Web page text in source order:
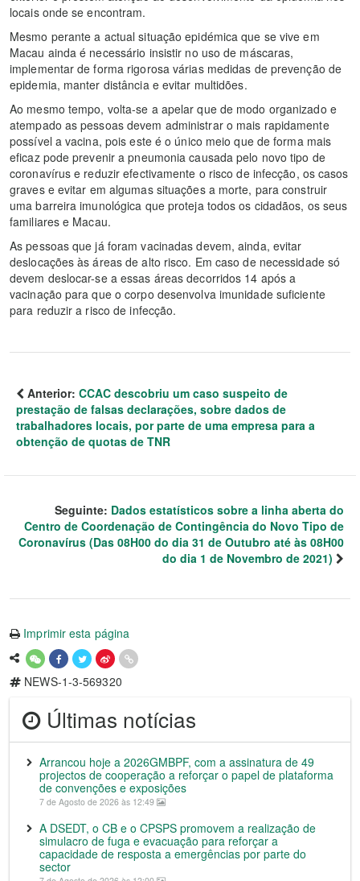
locais onde se encontram.
Mesmo perante a actual situação epidémica que se vive em
Macau ainda é necessário insistir no uso de máscaras,
implementar de forma rigorosa várias medidas de prevenção de
epidemia, manter distância e evitar multidões.
Ao mesmo tempo, volta-se a apelar que de modo organizado e
atempado as pessoas devem administrar o mais rapidamente
possível a vacina, pois este é o único meio que de forma mais
eficaz pode prevenir a pneumonia causada pelo novo tipo de
coronavírus e reduzir efectivamente o risco de infecção, os casos
graves e evitar em algumas situações a morte, para construir
uma barreira imunológica que proteja todos os cidadãos, os seus
familiares e Macau.
As pessoas que já foram vacinadas devem, ainda, evitar
deslocações às áreas de alto risco. Em caso de necessidade só
devem deslocar-se a essas áreas decorridos 14 após a
vacinação para que o corpo desenvolva imunidade suficiente
para reduzir a risco de infecção.
Anterior: CCAC descobriu um caso suspeito de
prestação de falsas declarações, sobre dados de
trabalhadores locais, por parte de uma empresa para a
obtenção de quotas de TNR
Seguinte: Dados estatísticos sobre a linha aberta do
Centro de Coordenação de Contingência do Novo Tipo de
Coronavírus (Das 08H00 do dia 31 de Outubro até às 08H00
do dia 1 de Novembro de 2021)
Imprimir esta página
NEWS-1-3-569320
Últimas notícias
Arrancou hoje a 2026GMBPF, com a assinatura de 49
projectos de cooperação a reforçar o papel de plataforma
de convenções e exposições
7 de Agosto de 2026 às 12:49
A DSEDT, o CB e o CPSPS promovem a realização de
simulacro de fuga e evacuação para reforçar a
capacidade de resposta a emergências por parte do
sector